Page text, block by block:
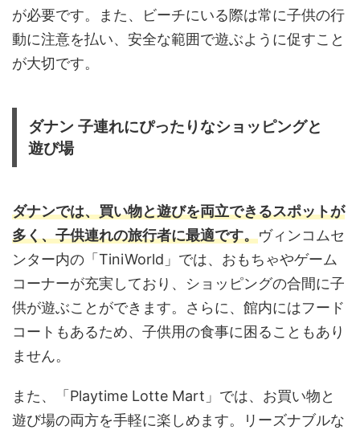
が必要です。また、ビーチにいる際は常に子供の行
動に注意を払い、安全な範囲で遊ぶように促すこと
が大切です。
ダナン 子連れにぴったりなショッピングと
遊び場
ダナンでは、買い物と遊びを両立できるスポットが
多く、子供連れの旅行者に最適です。ヴィンコムセ
ンター内の「TiniWorld」では、おもちゃやゲーム
コーナーが充実しており、ショッピングの合間に子
供が遊ぶことができます。さらに、館内にはフード
コートもあるため、子供用の食事に困ることもあり
ません。
また、「Playtime Lotte Mart」では、お買い物と
遊び場の両方を手軽に楽しめます。リーズナブルな